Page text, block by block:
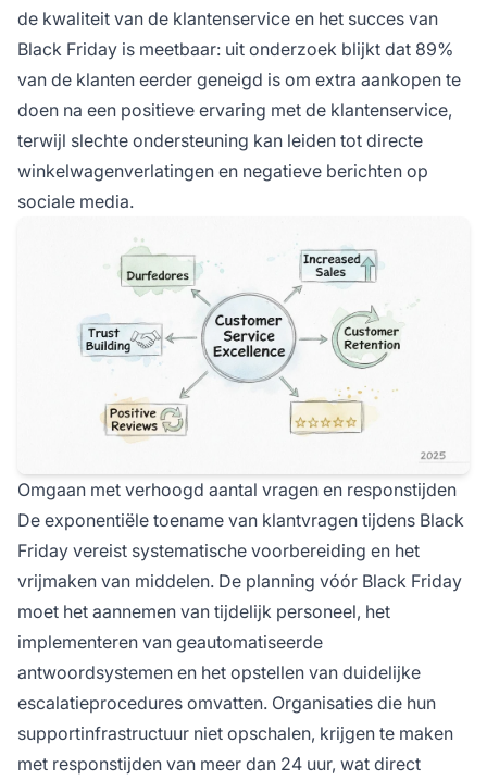
de kwaliteit van de klantenservice en het succes van
Black Friday is meetbaar: uit onderzoek blijkt dat 89%
van de klanten eerder geneigd is om extra aankopen te
doen na een positieve ervaring met de klantenservice,
terwijl slechte ondersteuning kan leiden tot directe
winkelwagenverlatingen en negatieve berichten op
sociale media.
Omgaan met verhoogd aantal vragen en responstijden
De exponentiële toename van klantvragen tijdens Black
Friday vereist systematische voorbereiding en het
vrijmaken van middelen. De planning vóór Black Friday
moet het aannemen van tijdelijk personeel, het
implementeren van geautomatiseerde
antwoordsystemen en het opstellen van duidelijke
escalatieprocedures omvatten. Organisaties die hun
supportinfrastructuur niet opschalen, krijgen te maken
met responstijden van meer dan 24 uur, wat direct